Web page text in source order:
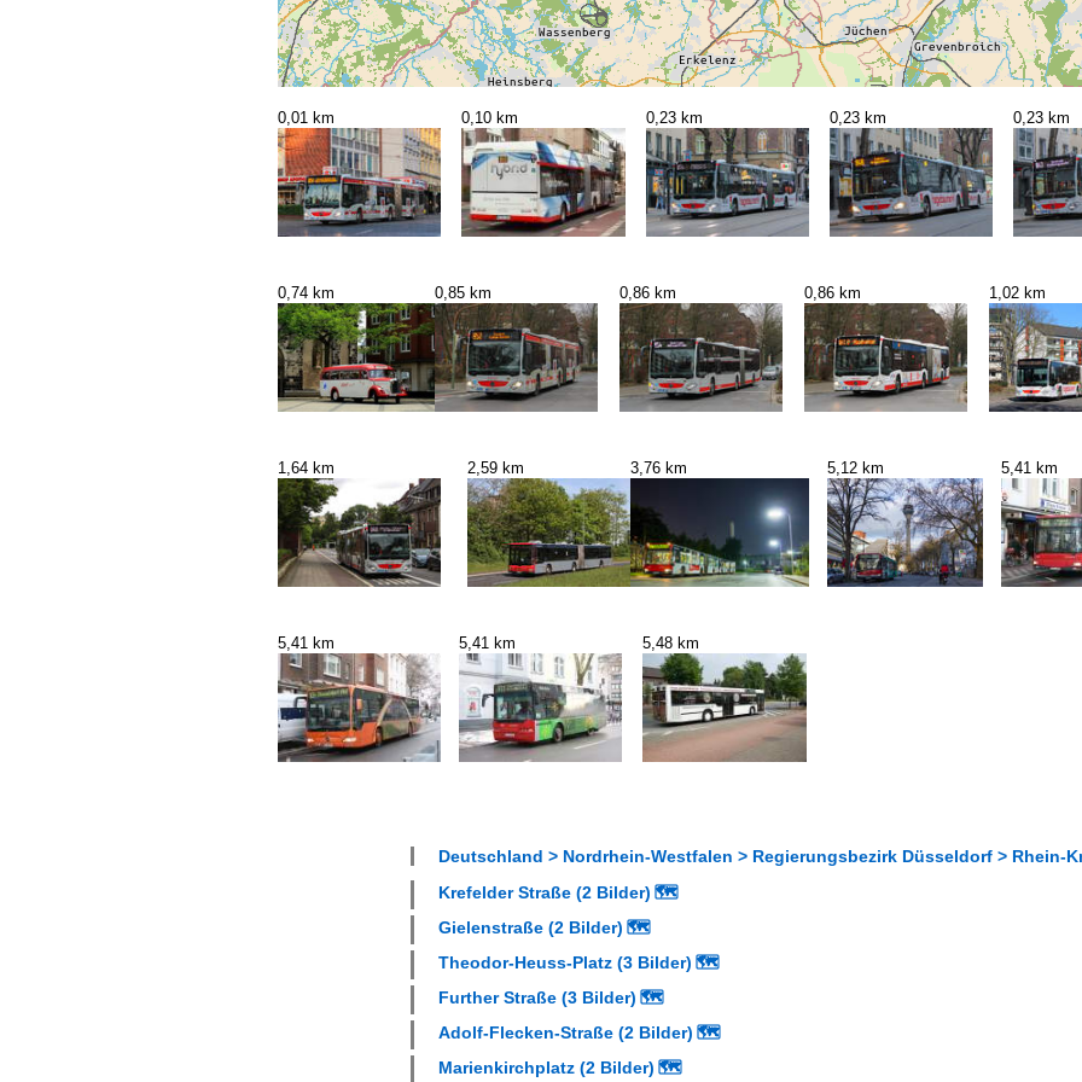
0,01 km 0,10 km 0,23 km 0,23 km 0,23 km
0,74 km 0,85 km 0,86 km 0,86 km 1,02 km
1,64 km 2,59 km 3,76 km 5,12 km 5,41 km
5,41 km 5,41 km 5,48 km
Deutschland > Nordrhein-Westfalen > Regierungsbezirk Düsseldorf > Rhein-
Krefelder Straße (2 Bilder) 🗺
Gielenstraße (2 Bilder) 🗺
Theodor-Heuss-Platz (3 Bilder) 🗺
Further Straße (3 Bilder) 🗺
Adolf-Flecken-Straße (2 Bilder) 🗺
Marienkirchplatz (2 Bilder) 🗺